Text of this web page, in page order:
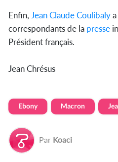
Enfin, Jean Claude Coulibaly
correspondants de la presse
Président français.
Jean Chrésus
Ebony Macron
Par Koaci